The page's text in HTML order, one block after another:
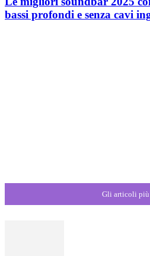
bassi profondi e senza cavi
Gli articoli